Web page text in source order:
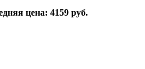
цена: 4159 руб.